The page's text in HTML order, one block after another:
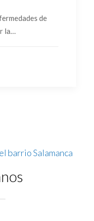
de
la…
barrio Salamanca